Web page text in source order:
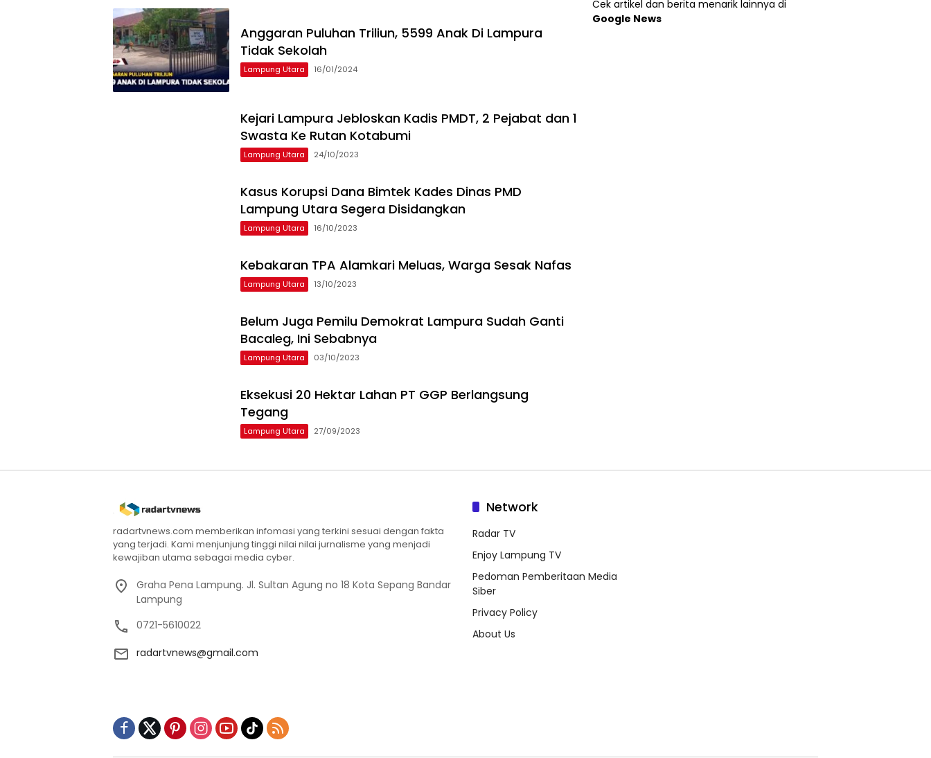
Anggaran Puluhan Triliun, 5599 Anak Di Lampura
Tidak Sekolah
Lampung Utara 16/01/2024
Kejari Lampura Jebloskan Kadis PMDT, 2 Pejabat dan 1
Swasta Ke Rutan Kotabumi
Lampung Utara 24/10/2023
Kasus Korupsi Dana Bimtek Kades Dinas PMD
Lampung Utara Segera Disidangkan
Lampung Utara 16/10/2023
Kebakaran TPA Alamkari Meluas, Warga Sesak Nafas
Lampung Utara 13/10/2023
Belum Juga Pemilu Demokrat Lampura Sudah Ganti
Bacaleg, Ini Sebabnya
Lampung Utara 03/10/2023
Eksekusi 20 Hektar Lahan PT GGP Berlangsung
Tegang
Lampung Utara 27/09/2023
Cek artikel dan berita menarik lainnya di
Google News
radartvnews.com memberikan infomasi yang terkini sesuai dengan fakta
yang terjadi. Kami menjunjung tinggi nilai nilai jurnalisme yang menjadi
kewajiban utama sebagai media cyber.
Graha Pena Lampung. Jl. Sultan Agung no 18 Kota Sepang Bandar
Lampung
0721-5610022
radartvnews@gmail.com
Network
Radar TV
Enjoy Lampung TV
Pedoman Pemberitaan Media
Siber
Privacy Policy
About Us